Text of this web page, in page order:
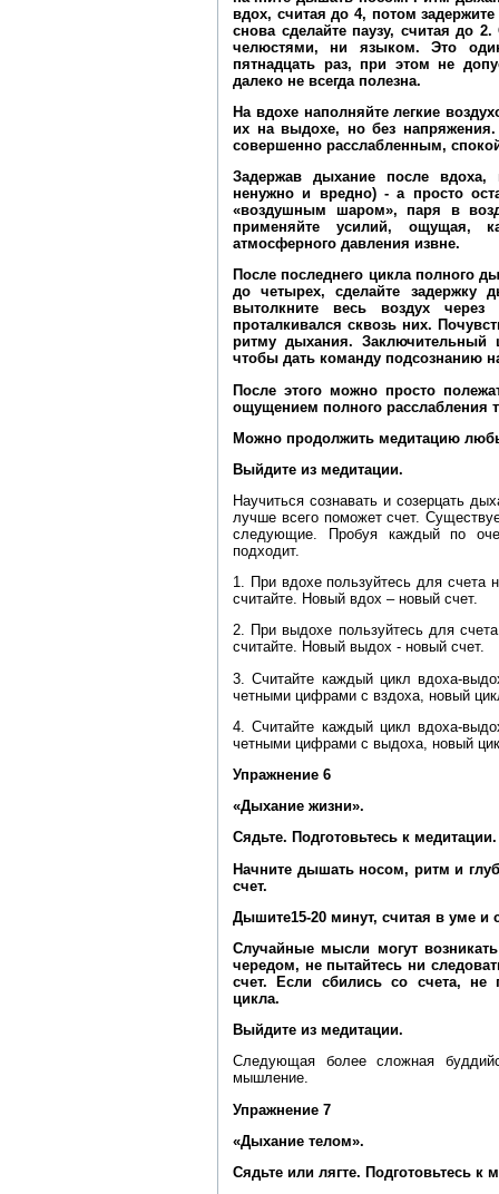
вдох, считая до 4, потом
снова сделайте паузу, считая до
челюстями, ни языком. Это
пятнадцать раз, при этом не
далеко не всегда полезна.
На вдохе наполняйте легкие
их на выдохе, но без
совершенно расслабленным,
Задержав дыхание после вдоха,
ненужно и вредно) - а просто
«воздушным шаром», паря в
применяйте усилий, ощущая,
атмосферного давления извне.
После последнего цикла полного
до четырех, сделайте задержку
вытолкните весь воздух
проталкивался сквозь них.
ритму дыхания. Заключительный
чтобы дать команду подсознанию
После этого можно просто
ощущением полного расслабления
Можно продолжить медитацию
Выйдите из медитации.
Научиться сознавать и созерцать
лучше всего поможет счет.
следующие. Пробуя каждый по
подходит.
1. При вдохе пользуйтесь для
считайте. Новый вдох – новый счет.
2. При выдохе пользуйтесь для
считайте. Новый выдох - новый счет.
3. Считайте каждый цикл вдоха-
четными цифрами с вздоха, новый
4. Считайте каждый цикл вдоха-
четными цифрами с выдоха, новый
Упражнение 6
«Дыхание жизни».
Сядьте. Подготовьтесь к медитации.
Начните дышать носом, ритм и
счет.
Дышите15-20 минут, считая в уме и
Случайные мысли могут
чередом, не пытайтесь ни
счет. Если сбились со счета, не
цикла.
Выйдите из медитации.
Следующая более сложная
мышление.
Упражнение 7
«Дыхание телом».
Сядьте или лягте. Подготовьтесь к